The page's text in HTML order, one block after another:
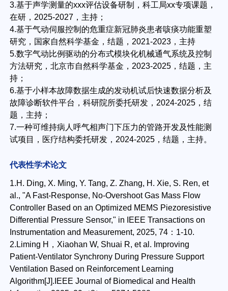
3.基于声学测量的xxx评估设备研制，科工局xx专项课题，
在研，2025-2027，主持；
4.基于气动伺服控制的危重症新冠肺炎患者咳痰功能重塑
研究，国家自然科学基金，结题，2021-2023，主持
5.数字气动比例驱动的分布式模块化机械通气系统及控制
方法研究，北京市自然科学基金，2023-2025，结题，主
持；
6.基于小样本故障数据生成的发动机试后快速数据分析及
故障诊断软件平台，科研院所委托研发，2024-2025，结
题，主持；
7.一种可维持病人呼气相声门下压力的管路开发及性能测
试项目，医疗结构委托研发，2024-2025，结题，主持。
代表性学术论文
1.H. Ding, X. Ming, Y. Tang, Z. Zhang, H. Xie, S. Ren, et
al., "A Fast-Response, No-Overshoot Gas Mass Flow
Controller Based on an Optimized MEMS Piezoresistive
Differential Pressure Sensor," in IEEE Transactions on
Instrumentation and Measurement, 2025, 74：1-10.
2.Liming H，Xiaohan W, Shuai R, et al. Improving
Patient-Ventilator Synchrony During Pressure Support
Ventilation Based on Reinforcement Learning
Algorithm[J].IEEE Journal of Biomedical and Health